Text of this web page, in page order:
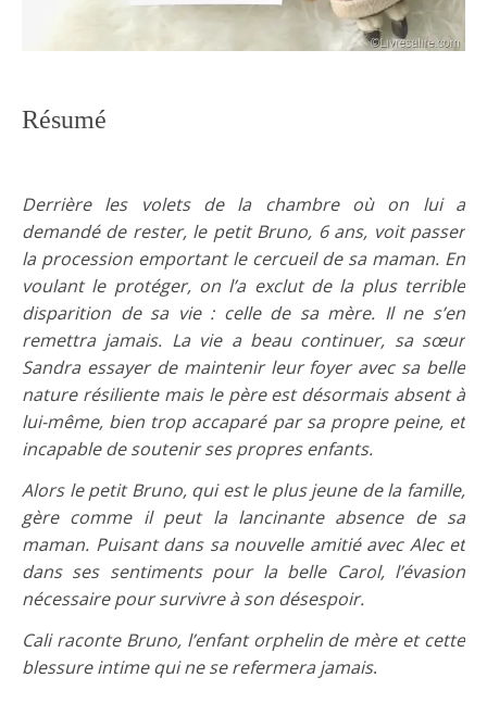
Résumé
Derrière les volets de la chambre où on lui a
demandé de rester, le petit Bruno, 6 ans, voit passer
la procession emportant le cercueil de sa maman. En
voulant le protéger, on l’a exclut de la plus terrible
disparition de sa vie : celle de sa mère. Il ne s’en
remettra jamais. La vie a beau continuer, sa sœur
Sandra essayer de maintenir leur foyer avec sa belle
nature résiliente mais le père est désormais absent à
lui-même, bien trop accaparé par sa propre peine, et
incapable de soutenir ses propres enfants.
Alors le petit Bruno, qui est le plus jeune de la famille,
gère comme il peut la lancinante absence de sa
maman. Puisant dans sa nouvelle amitié avec Alec et
dans ses sentiments pour la belle Carol, l’évasion
nécessaire pour survivre à son désespoir.
Cali raconte Bruno, l’enfant orphelin de mère et cette
blessure intime qui ne se refermera jamais.